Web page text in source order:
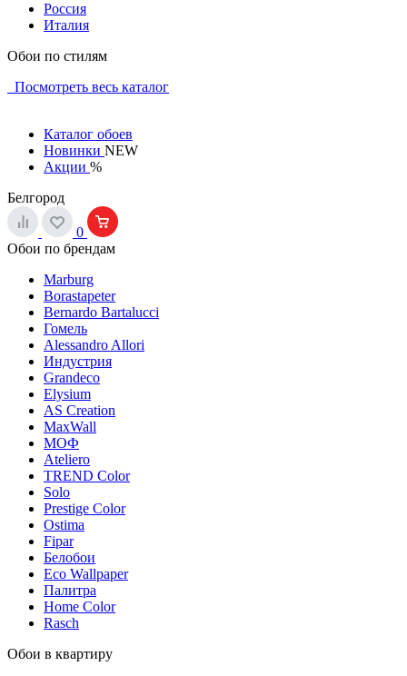
Россия
Италия
Обои по стилям
Посмотреть весь каталог
Каталог обоев
Новинки NEW
Акции %
Белгород
0
Обои по брендам
Marburg
Borastapeter
Bernardo Bartalucci
Гомель
Alessandro Allori
Индустрия
Grandeco
Elysium
AS Creation
MaxWall
МОФ
Ateliero
TREND Color
Solo
Prestige Color
Ostima
Fipar
Белобои
Eco Wallpaper
Палитра
Home Color
Rasch
Обои в квартиру